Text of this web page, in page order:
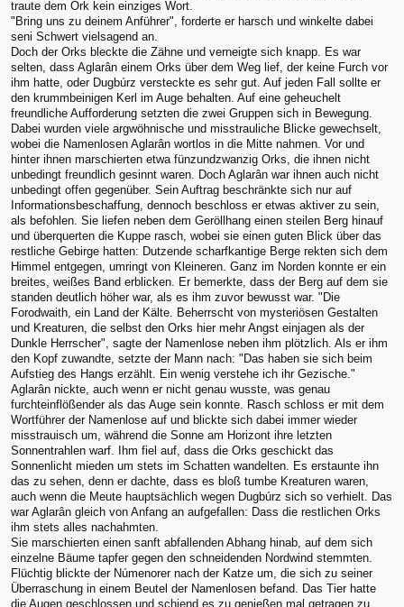
traute dem Ork kein einziges Wort.
"Bring uns zu deinem Anführer", forderte er harsch und winkelte dabei
seni Schwert vielsagend an.
Doch der Orks bleckte die Zähne und verneigte sich knapp. Es war
selten, dass Aglarân einem Orks über dem Weg lief, der keine Furch vor
ihm hatte, oder Dugbúrz versteckte es sehr gut. Auf jeden Fall sollte er
den krummbeinigen Kerl im Auge behalten. Auf eine geheuchelt
freundliche Aufforderung setzten die zwei Gruppen sich in Bewegung.
Dabei wurden viele argwöhnische und misstrauliche Blicke gewechselt,
wobei die Namenlosen Aglarân wortlos in die Mitte nahmen. Vor und
hinter ihnen marschierten etwa fünzundzwanzig Orks, die ihnen nicht
unbedingt freundlich gesinnt waren. Doch Aglarân war ihnen auch nicht
unbedingt offen gegenüber. Sein Auftrag beschränkte sich nur auf
Informationsbeschaffung, dennoch beschloss er etwas aktiver zu sein,
als befohlen. Sie liefen neben dem Geröllhang einen steilen Berg hinauf
und überquerten die Kuppe rasch, wobei sie einen guten Blick über das
restliche Gebirge hatten: Dutzende scharfkantige Berge rekten sich dem
Himmel entgegen, umringt von Kleineren. Ganz im Norden konnte er ein
breites, weißes Band erblicken. Er bemerkte, dass der Berg auf dem sie
standen deutlich höher war, als es ihm zuvor bewusst war. "Die
Forodwaith, ein Land der Kälte. Beherrscht von mysteriösen Gestalten
und Kreaturen, die selbst den Orks hier mehr Angst einjagen als der
Dunkle Herrscher", sagte der Namenlose neben ihm plötzlich. Als er ihm
den Kopf zuwandte, setzte der Mann nach: "Das haben sie sich beim
Aufstieg des Hangs erzählt. Ein wenig verstehe ich ihr Gezische."
Aglarân nickte, auch wenn er nicht genau wusste, was genau
furchteinflößender als das Auge sein konnte. Rasch schloss er mit dem
Wortführer der Namenlose auf und blickte sich dabei immer wieder
misstrauisch um, während die Sonne am Horizont ihre letzten
Sonnentrahlen warf. Ihm fiel auf, dass die Orks geschickt das
Sonnenlicht mieden um stets im Schatten wandelten. Es erstaunte ihn
das zu sehen, denn er dachte, dass es bloß tumbe Kreaturen waren,
auch wenn die Meute hauptsächlich wegen Dugbúrz sich so verhielt. Das
war Aglarân gleich von Anfang an aufgefallen: Dass die restlichen Orks
ihm stets alles nachahmten.
Sie marschierten einen sanft abfallenden Abhang hinab, auf dem sich
einzelne Bäume tapfer gegen den schneidenden Nordwind stemmten.
Flüchtig blickte der Númenorer nach der Katze um, die sich zu seiner
Überraschung in einem Beutel der Namenlosen befand. Das Tier hatte
die Augen geschlossen und schiend es zu genießen mal getragen zu